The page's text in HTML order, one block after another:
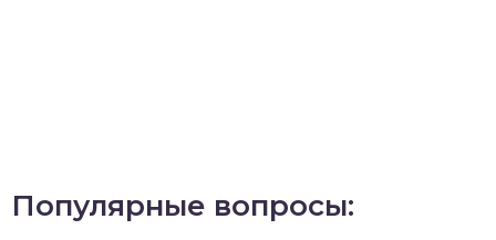
Популярные вопросы: